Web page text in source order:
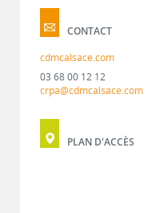
CONTACT
cdmcalsace.com
03 68 00 12 12
crpa@cdmcalsace.com
PLAN D'ACCÈS